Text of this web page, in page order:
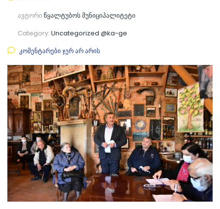
ავტორი წყალტუბოს მუნიციპალიტეტი
Category: Uncategorized @ka-ge
კომენტარები ჯერ არ არის